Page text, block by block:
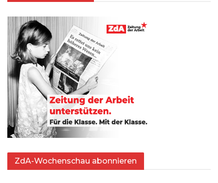
ZdA-Wochenschau abonnieren